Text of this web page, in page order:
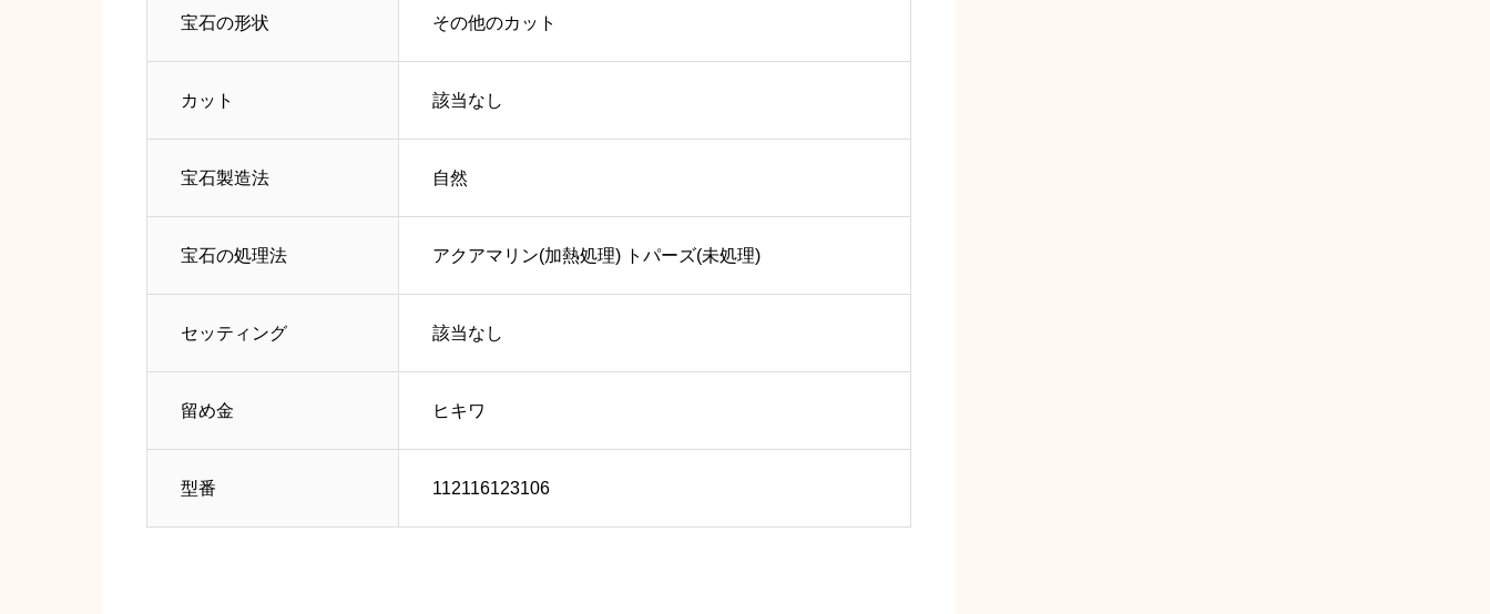
宝石の形状 その他のカット
カット 該当なし
宝石製造法 自然
宝石の処理法 アクアマリン(加熱処理) トパーズ(未処理)
セッティング 該当なし
留め金 ヒキワ
型番 112116123106